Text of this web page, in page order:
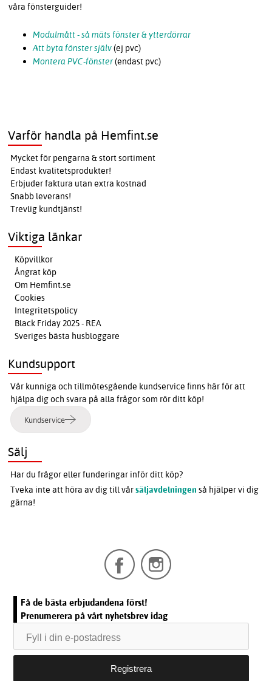
våra fönsterguider!
Modulmått - så mäts fönster & ytterdörrar
Att byta fönster själv(ej pvc)
Montera PVC-fönster(endast pvc)
Varför handla på Hemfint.se
Mycket för pengarna & stort sortiment
Endast kvalitetsprodukter!
Erbjuder faktura utan extra kostnad
Snabb leverans!
Trevlig kundtjänst!
Viktiga länkar
Köpvillkor
Ångrat köp
Om Hemfint.se
Cookies
Integritetspolicy
Black Friday 2025 - REA
Sveriges bästa husbloggare
Kundsupport
Vår kunniga och tillmötesgående kundservice finns här för att
hjälpa dig och svara på alla frågor som rör ditt köp!
Kundservice
Sälj
Har du frågor eller funderingar inför ditt köp?
Tveka inte att höra av dig till vårsäljavdelningen så hjälper vi dig
gärna!
Få de bästa erbjudandena först!
Prenumerera på vårt nyhetsbrev idag